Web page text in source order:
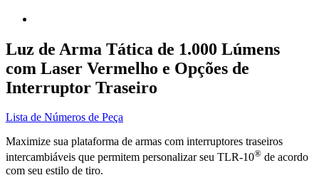
Luz de Arma Tática de 1.000 Lúmens
com Laser Vermelho e Opções de
Interruptor Traseiro
Lista de Números de Peça
Maximize sua plataforma de armas com interruptores traseiros
intercambiáveis que permitem personalizar seu TLR-10® de acordo
com seu estilo de tiro.